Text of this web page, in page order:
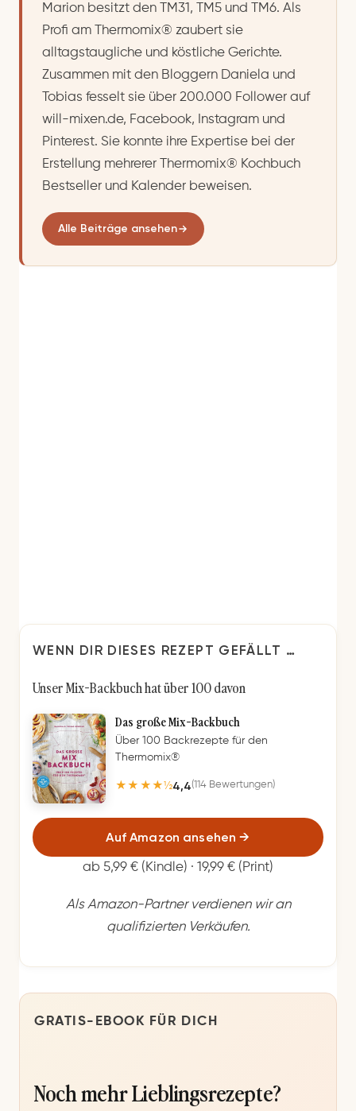
Marion besitzt den TM31, TM5 und TM6. Als
Profi am Thermomix® zaubert sie
alltagstaugliche und köstliche Gerichte.
Zusammen mit den Bloggern Daniela und
Tobias fesselt sie über 200.000 Follower auf
will-mixen.de, Facebook, Instagram und
Pinterest. Sie konnte ihre Expertise bei der
Erstellung mehrerer Thermomix® Kochbuch
Bestseller und Kalender beweisen.
Alle Beiträge ansehen
WENN DIR DIESES REZEPT GEFÄLLT …
Unser Mix-Backbuch hat über 100 davon
Das große Mix-Backbuch
Über 100 Backrezepte für den
Thermomix®
★★★★½4,4(114 Bewertungen)
Auf Amazon ansehen→
ab 5,99 € (Kindle) · 19,99 € (Print)
Als Amazon-Partner verdienen wir an
qualifizierten Verkäufen.
GRATIS-EBOOK FÜR DICH
Noch mehr Lieblingsrezepte?